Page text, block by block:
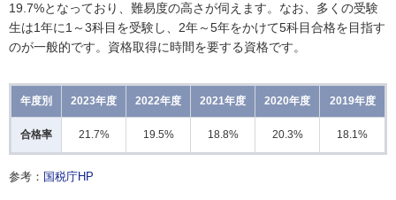
19.7%となっており、難易度の高さが伺えます。なお、多くの受験
生は1年に1～3科目を受験し、2年～5年をかけて5科目合格を目指す
のが一般的です。資格取得に時間を要する資格です。
年度別 2023年度 2022年度 2021年度 2020年度 2019年度
合格率 21.7% 19.5% 18.8% 20.3% 18.1%
参考： 国税庁HP